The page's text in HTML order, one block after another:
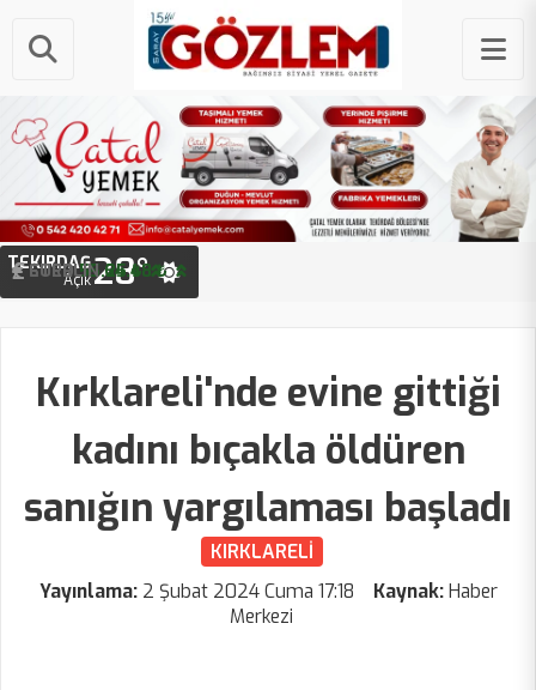
EURO 55.25 ₺
STERLIN 64.48 ₺
TEKIRDAĞ
Açık28°
Kırklareli'nde evine gittiği
kadını bıçakla öldüren
sanığın yargılaması başladı
KIRKLARELİ
Yayınlama: 2 Şubat 2024 Cuma 17:18 Kaynak: Haber
Merkezi